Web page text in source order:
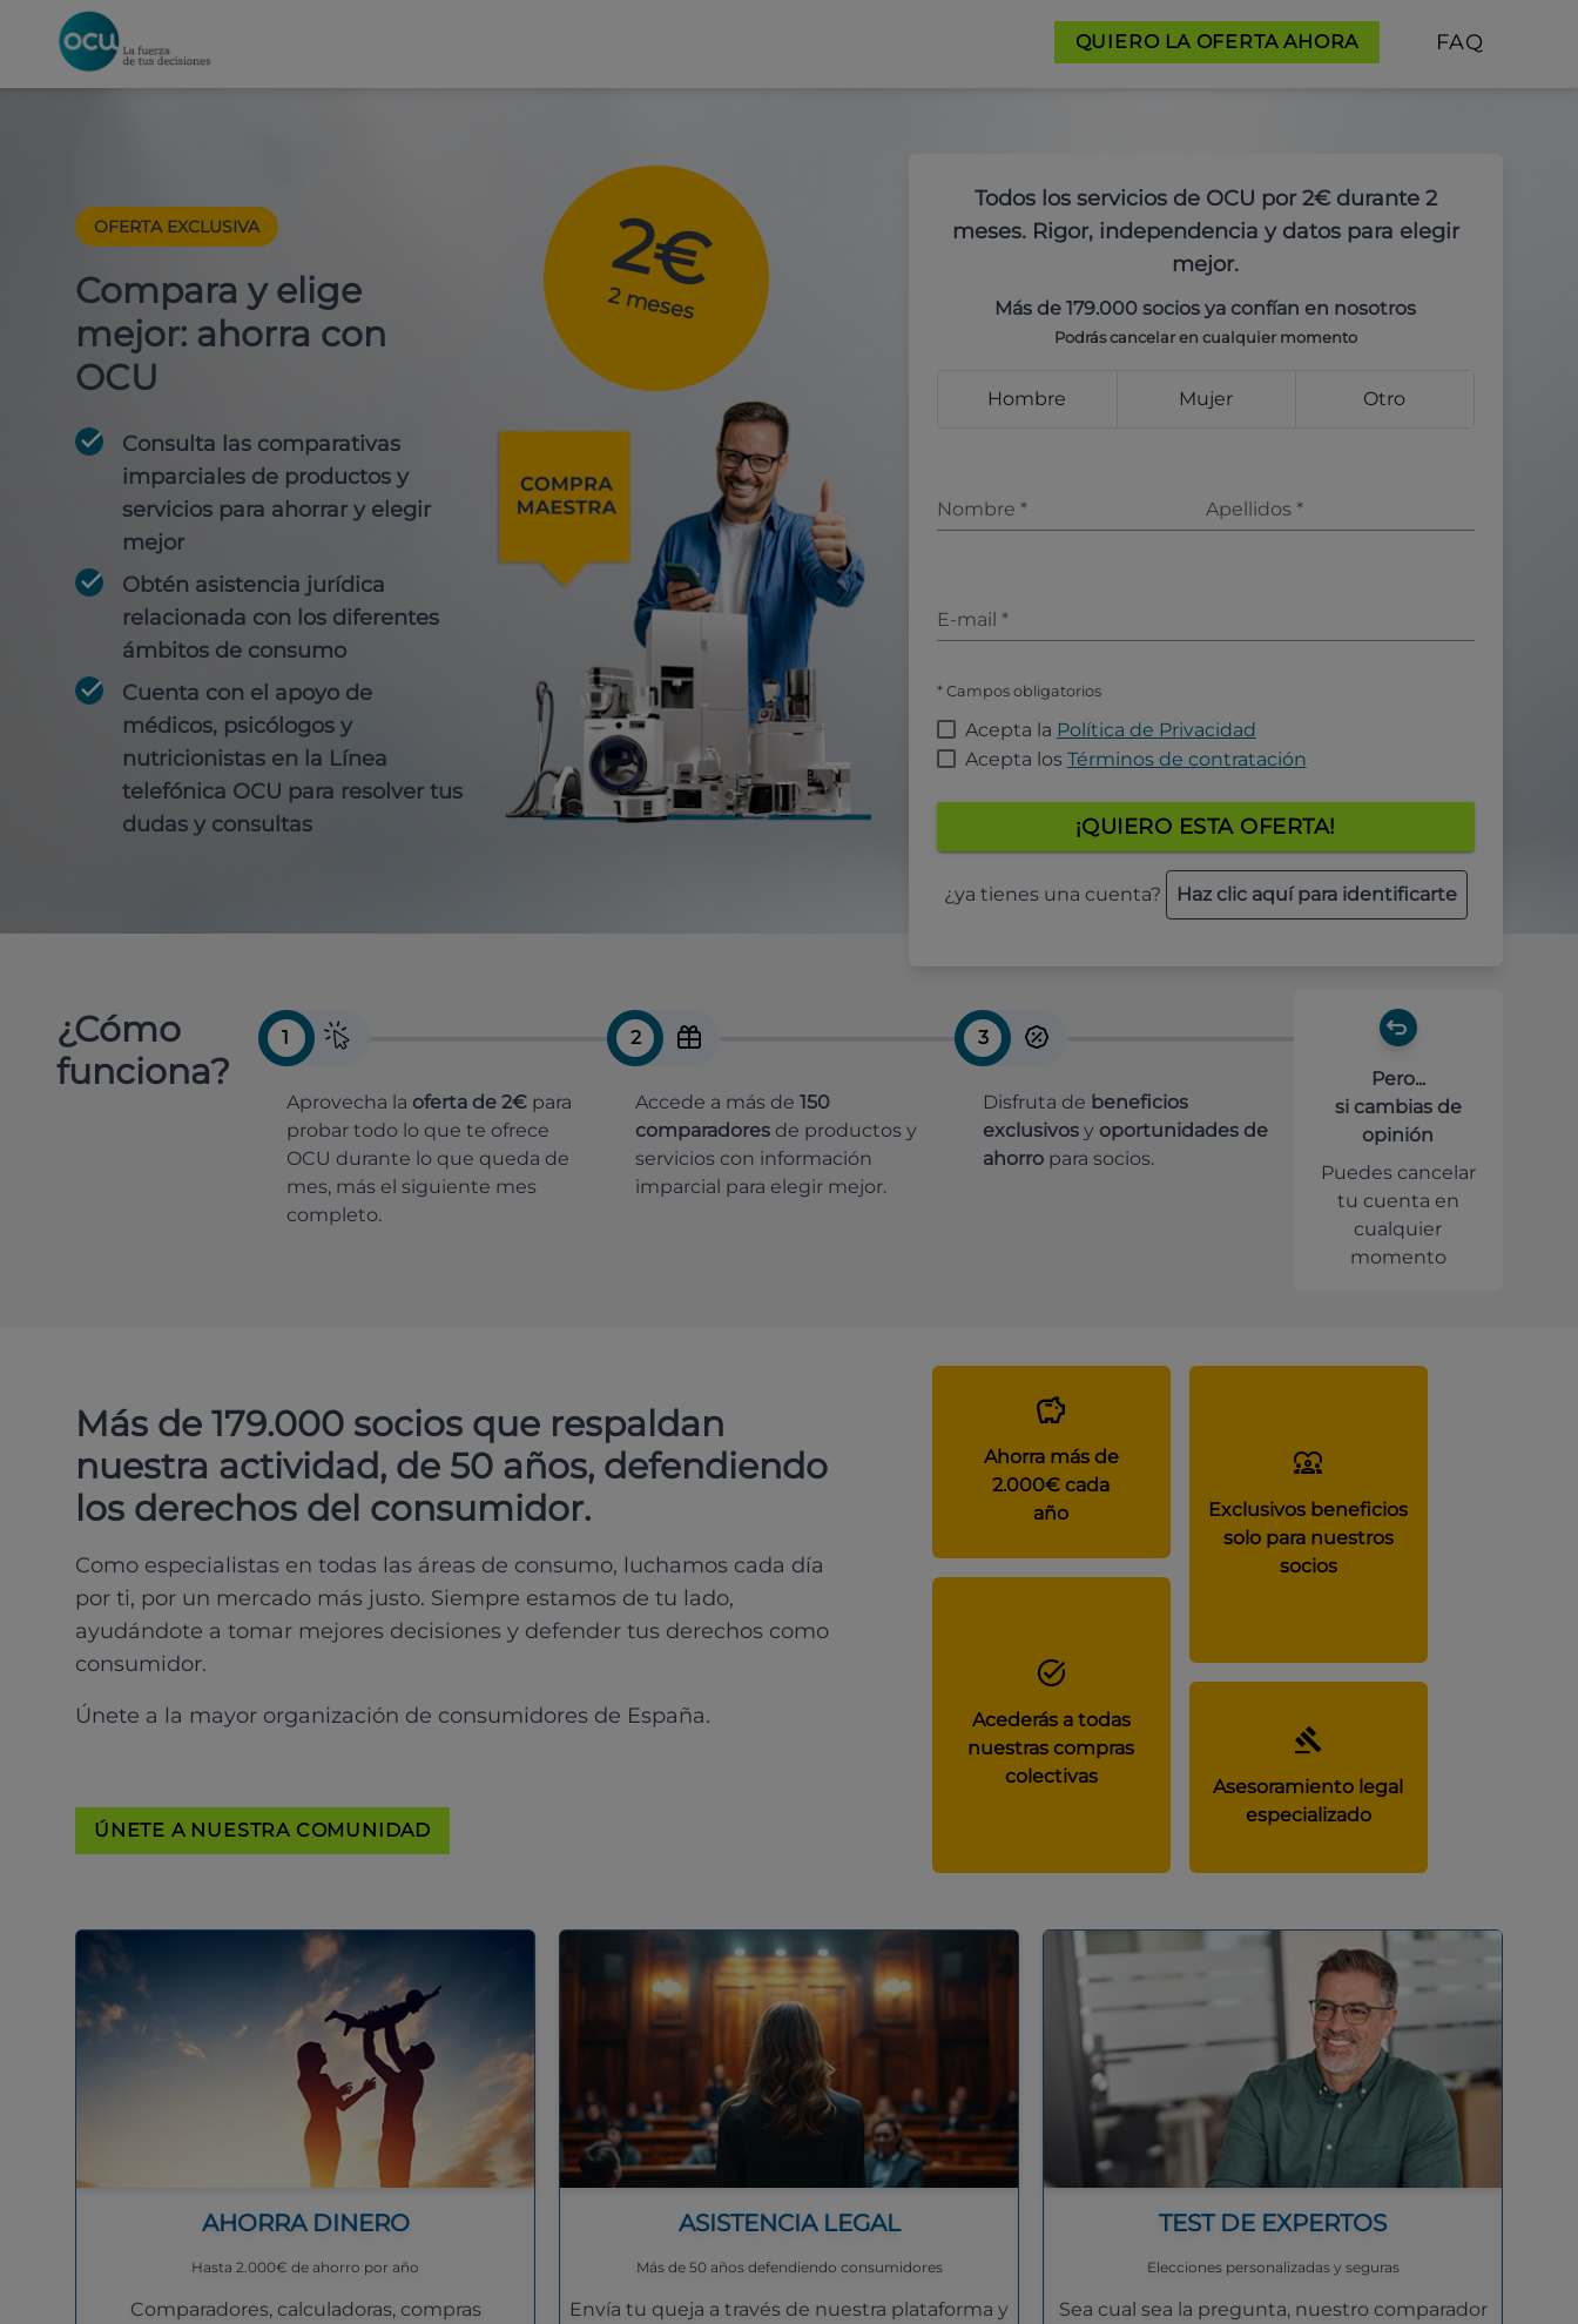
QUIERO LA OFERTA AHORA FAQ
OFERTA EXCLUSIVA
Compara y elige
mejor: ahorra con
OCU
Consulta las comparativas
imparciales de productos y
servicios para ahorrar y elegir
mejor
Obtén asistencia jurídica
relacionada con los diferentes
ámbitos de consumo
Cuenta con el apoyo de
médicos, psicólogos y
nutricionistas en la Línea
telefónica OCU para resolver tus
dudas y consultas
2€
2 meses
Todos los servicios de OCU por 2€ durante 2
meses. Rigor, independencia y datos para elegir
mejor.
Más de 179.000 socios ya confían en nosotros
Podrás cancelar en cualquier momento
Hombre Mujer Otro
Nombre * Apellidos *
E-mail *
* Campos obligatorios
Acepta la Política de Privacidad
Acepta los Términos de contratación
¡QUIERO ESTA OFERTA!
¿ya tienes una cuenta? Haz clic aquí para identificarte
¿Cómo
funciona?
1
Aprovecha la oferta de 2€ para
probar todo lo que te ofrece
OCU durante lo que queda de
mes, más el siguiente mes
completo.
2
Accede a más de 150
comparadoresde productos y
servicios con información
imparcial para elegir mejor.
3
Disfruta de beneficios
exclusivos y oportunidades de
ahorro para socios.
Pero...
si cambias de
opinión
Puedes cancelar
tu cuenta en
cualquier
momento
Más de 179.000 socios que respaldan
nuestra actividad, de 50 años, defendiendo
los derechos del consumidor.
Como especialistas en todas las áreas de consumo, luchamos cada día
por ti, por un mercado más justo. Siempre estamos de tu lado,
ayudándote a tomar mejores decisiones y defender tus derechos como
consumidor.
Únete a la mayor organización de consumidores de España.
ÚNETE A NUESTRA COMUNIDAD
Ahorra más de
2.000€ cada
año
Exclusivos beneficios
solo para nuestros
socios
Acederás a todas
nuestras compras
colectivas
Asesoramiento legal
especializado
AHORRA DINERO
Hasta 2.000€ de ahorro por año
Comparadores, calculadoras, compras
ASISTENCIA LEGAL
Más de 50 años defendiendo consumidores
Envía tu queja a través de nuestra plataforma y
TEST DE EXPERTOS
Elecciones personalizadas y seguras
Sea cual sea la pregunta, nuestro comparador